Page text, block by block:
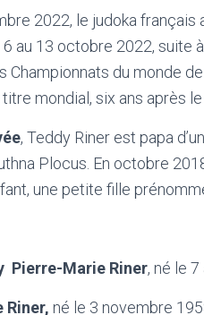
2022, le judoka
au 13 octobre 2022, suite
Championnats du monde
mondial, six ans après
, Teddy Riner est papa
Plocus. En octobre
une petite fille
Pierre-Marie Riner, né le
Riner, né le 3 novembre